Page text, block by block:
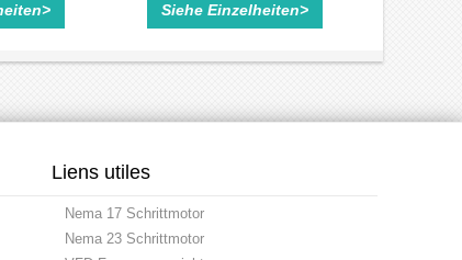
Siehe Einzelheiten>
Liens utiles
Nema 17 Schrittmotor
Nema 23 Schrittmotor